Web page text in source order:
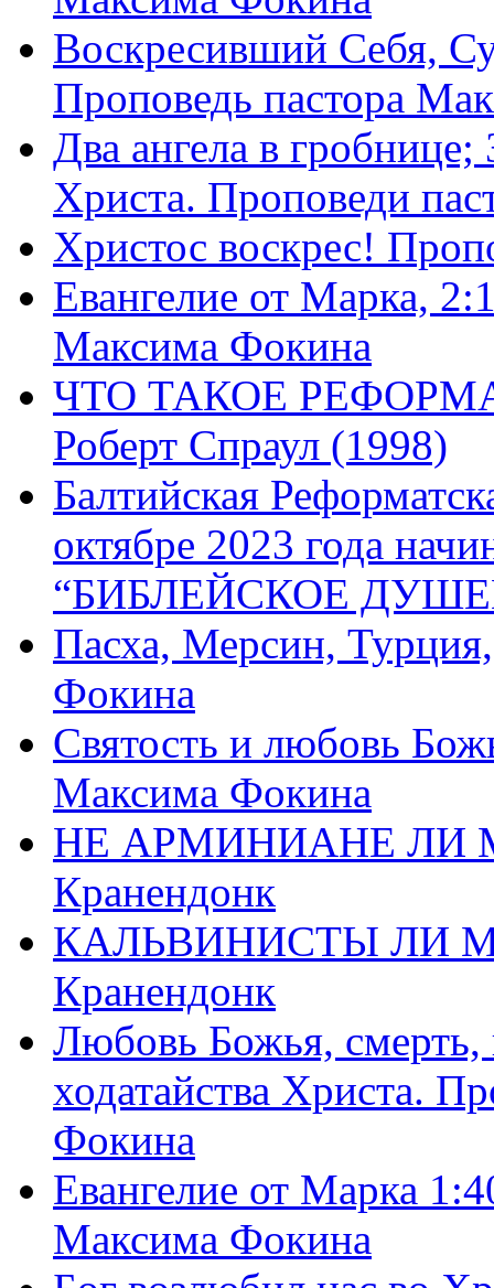
Воскресивший Себя,
Проповедь пастора
Два ангела в
Христа. Проповеди
Христос воскрес!
Евангелие от Марка,
Максима Фокина
ЧТО ТАКОЕ
Роберт Спраул (1998)
Балтийская
октябре 2023 года
“БИБЛЕЙСКОЕ
Пасха, Мерсин,
Фокина
Святость и любовь
Максима Фокина
НЕ АРМИНИАНЕ ЛИ
Кранендонк
КАЛЬВИНИСТЫ ЛИ
Кранендонк
Любовь Божья, смерть,
ходатайства Христа.
Фокина
Евангелие от Марка
Максима Фокина